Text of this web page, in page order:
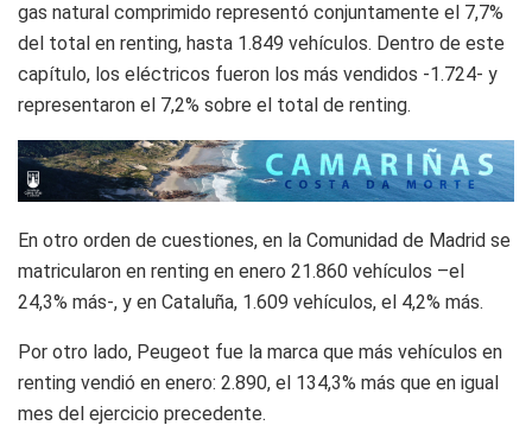
gas natural comprimido representó conjuntamente el 7,7%
del total en renting, hasta 1.849 vehículos. Dentro de este
capítulo, los eléctricos fueron los más vendidos -1.724- y
representaron el 7,2% sobre el total de renting.
En otro orden de cuestiones, en la Comunidad de Madrid se
matricularon en renting en enero 21.860 vehículos –el
24,3% más-, y en Cataluña, 1.609 vehículos, el 4,2% más.
Por otro lado, Peugeot fue la marca que más vehículos en
renting vendió en enero: 2.890, el 134,3% más que en igual
mes del ejercicio precedente.